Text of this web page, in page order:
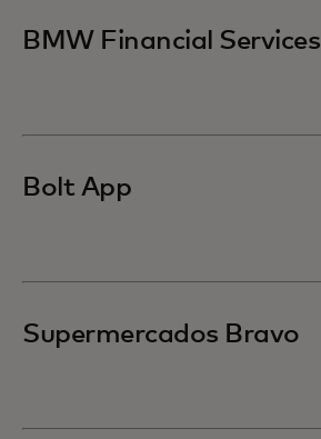
BMW Financial Services
Bolt App
Supermercados Bravo